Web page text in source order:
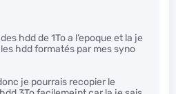
hdd de 1To a l’epoque et la je
hdd formatés par mes syno
je pourrais recopier le